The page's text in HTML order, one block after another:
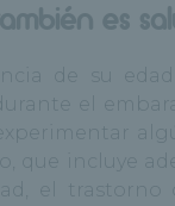
es
de su
el
que incluye
el